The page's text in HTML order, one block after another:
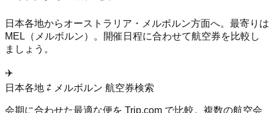
日本各地からオーストラリア ・ メルボルン方面へ。最寄りは
MEL（メルボルン）
。開催日程に合わせて航空券を比較し
ましょう。
✈️
日本各地 ⇄ メルボルン 航空券検索
会期に合わせた最適な便を Trip.com で比較。複数の航空会